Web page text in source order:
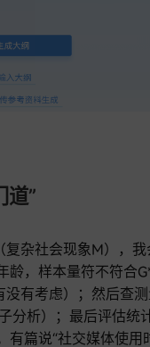
道”
杂社会现象M），我
，样本量符不符合
有考虑）；然后查
分析）；最后评估统
篇说“社交媒体使用